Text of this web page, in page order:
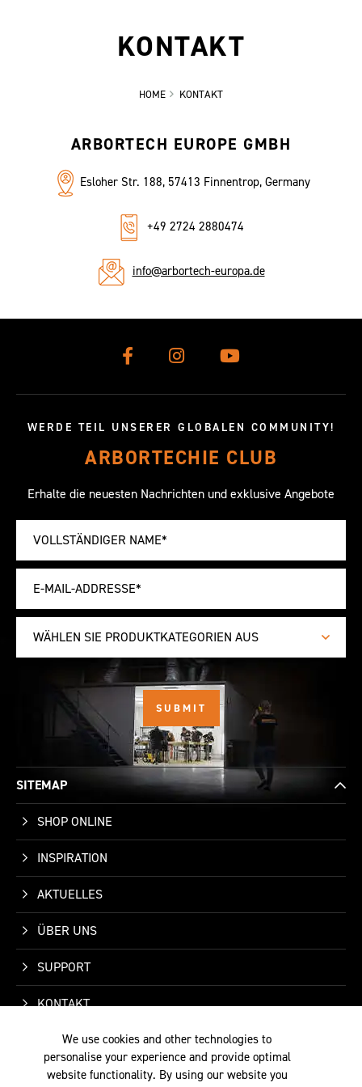
KONTAKT
HOME KONTAKT
ARBORTECH EUROPE GMBH
Esloher Str. 188, 57413 Finnentrop, Germany
+49 2724 2880474
info@arbortech-europa.de
WERDE TEIL UNSERER GLOBALEN COMMUNITY!
ARBORTECHIE CLUB
Erhalte die neuesten Nachrichten und exklusive Angebote
WÄHLEN SIE PRODUKTKATEGORIEN AUS
SITEMAP
SHOP ONLINE
INSPIRATION
AKTUELLES
ÜBER UNS
SUPPORT
KONTAKT
We use cookies and other technologies to
personalise your experience and provide optimal
website functionality. By using our website you